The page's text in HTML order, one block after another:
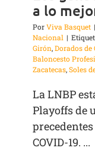
a lo
PorViva Basquet |
Nacional |
Girón,Dorados
Baloncesto
Zacatecas,Soles
La LNBP
Playoffs de
COVID-19. ...